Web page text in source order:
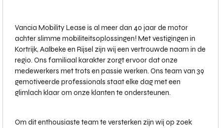
Vancia Mobility Lease is al meer dan 40 jaar de motor
achter slimme mobiliteitsoplossingen! Met vestigingen in
Kortrijk, Aalbeke en Rijsel zijn wij een vertrouwde naam in de
regio. Ons familiaal karakter zorgt ervoor dat onze
medewerkers met trots en passie werken. Ons team van 39
gemotiveerde professionals staat elke dag met een
glimlach klaar om onze klanten te ondersteunen.
Om dit enthousiaste team te versterken zijn wij op zoek